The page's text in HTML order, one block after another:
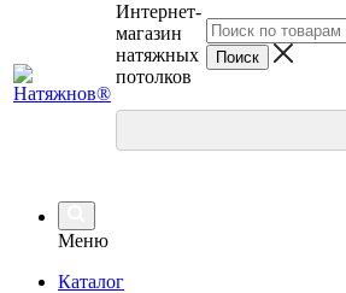
Интернет-
магазин
натяжных
потолков
Меню
Каталог